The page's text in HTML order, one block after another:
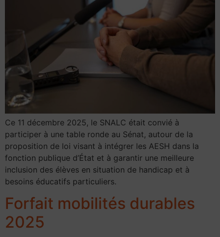
Ce 11 décembre 2025, le SNALC était convié à
participer à une table ronde au Sénat, autour de la
proposition de loi visant à intégrer les AESH dans la
fonction publique d’État et à garantir une meilleure
inclusion des élèves en situation de handicap et à
besoins éducatifs particuliers.
Forfait mobilités durables
2025